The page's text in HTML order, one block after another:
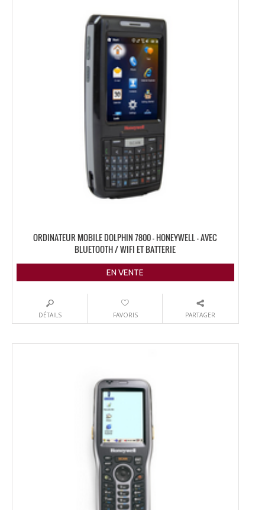
ORDINATEUR MOBILE DOLPHIN 7800 – HONEYWELL – AVEC
BLUETOOTH / WIFI ET BATTERIE
EN VENTE
DÉTAILS FAVORIS PARTAGER